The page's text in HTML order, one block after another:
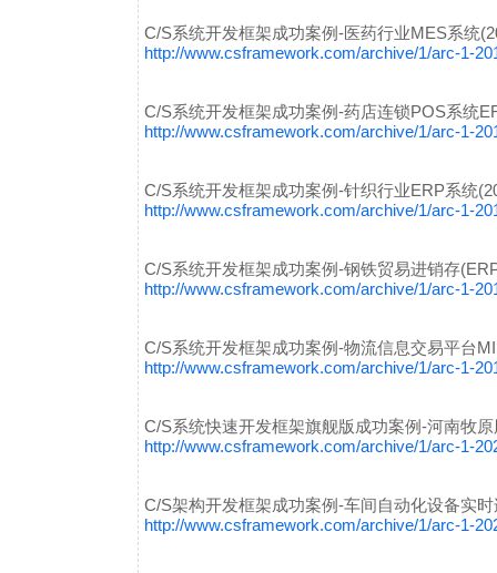
C/S系统开发框架成功案例-医药行业MES系统
http://www.csframework.com/archive/1/arc-1-
C/S系统开发框架成功案例-药店连锁POS系统
http://www.csframework.com/archive/1/arc-1-
C/S系统开发框架成功案例-针织行业ERP系统
http://www.csframework.com/archive/1/arc-1-
C/S系统开发框架成功案例-钢铁贸易进销存
http://www.csframework.com/archive/1/arc-1-
C/S系统开发框架成功案例-物流信息交易平台
http://www.csframework.com/archive/1/arc-1-
C/S系统快速开发框架旗舰版成功案例-河南牧
http://www.csframework.com/archive/1/arc-1-
C/S架构开发框架成功案例-车间自动化设备实
http://www.csframework.com/archive/1/arc-1-